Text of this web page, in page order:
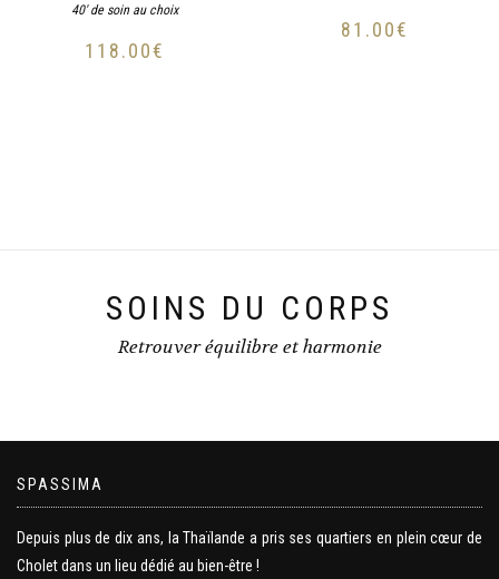
40' de soin au choix
118.00€
81.00€
SOINS DU CORPS
Retrouver équilibre et harmonie
SPASSIMA
Depuis plus de dix ans, la Thaïlande a pris ses quartiers en plein cœur de
Cholet dans un lieu dédié au bien-être !